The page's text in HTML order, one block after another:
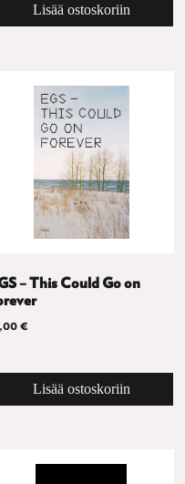
Lisää ostoskoriin
– This Could Go on
€
Lisää ostoskoriin